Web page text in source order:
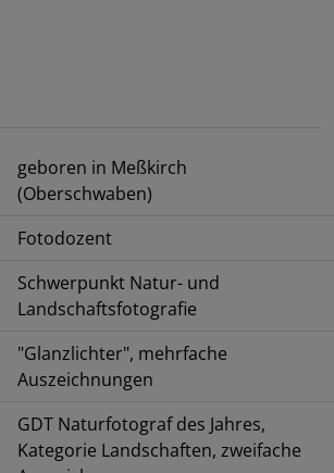
geboren in Meßkirch
(Oberschwaben)
Fotodozent
Schwerpunkt Natur- und
Landschaftsfotografie
"Glanzlichter", mehrfache
Auszeichnungen
GDT Naturfotograf des Jahres,
Kategorie Landschaften, zweifache